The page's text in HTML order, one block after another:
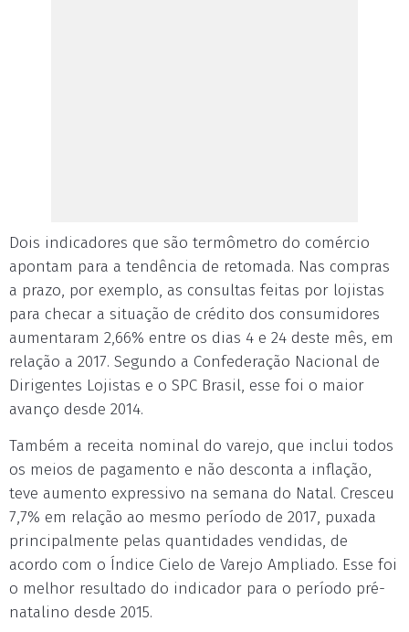
Dois indicadores que são termômetro do comércio
apontam para a tendência de retomada. Nas compras
a prazo, por exemplo, as consultas feitas por lojistas
para checar a situação de crédito dos consumidores
aumentaram 2,66% entre os dias 4 e 24 deste mês, em
relação a 2017. Segundo a Confederação Nacional de
Dirigentes Lojistas e o SPC Brasil, esse foi o maior
avanço desde 2014.
Também a receita nominal do varejo, que inclui todos
os meios de pagamento e não desconta a inflação,
teve aumento expressivo na semana do Natal. Cresceu
7,7% em relação ao mesmo período de 2017, puxada
principalmente pelas quantidades vendidas, de
acordo com o Índice Cielo de Varejo Ampliado. Esse foi
o melhor resultado do indicador para o período pré-
natalino desde 2015.